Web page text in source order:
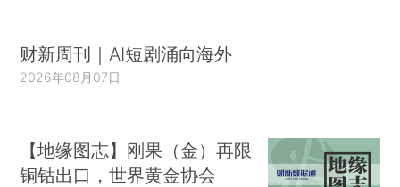
财新周刊｜AI短剧涌向海外
2026年08月07日
【地缘图志】刚果（金）再限
铜钴出口，世界黄金协会